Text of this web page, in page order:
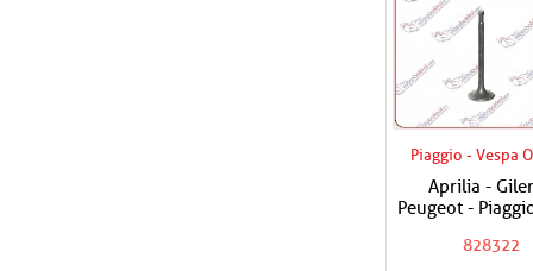
Piaggio - Vespa
Aprilia -
Peugeot -
828322